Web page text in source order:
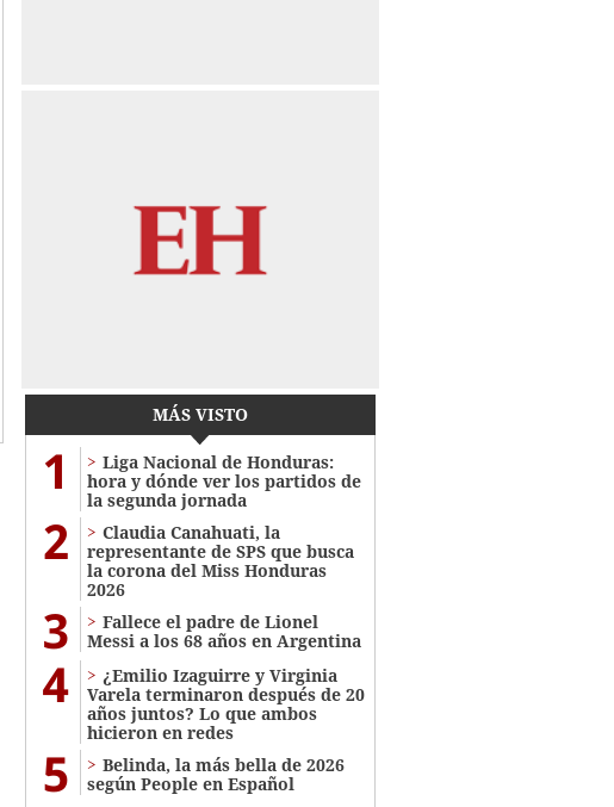
MÁS VISTO
1
Liga Nacional de Honduras:
hora y dónde ver los partidos de
la segunda jornada
2
Claudia Canahuati, la
representante de SPS que busca
la corona del Miss Honduras
2026
3
Fallece el padre de Lionel
Messi a los 68 años en Argentina
4
¿Emilio Izaguirre y Virginia
Varela terminaron después de 20
años juntos? Lo que ambos
hicieron en redes
5
Belinda, la más bella de 2026
según People en Español